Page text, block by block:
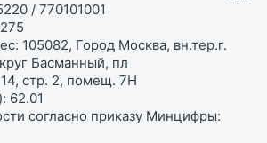
/ 770101001
105082, Город Москва, вн.тер.г.
Басманный, пл
стр. 2, помещ. 7Н
62.01
согласно приказу Минцифры: